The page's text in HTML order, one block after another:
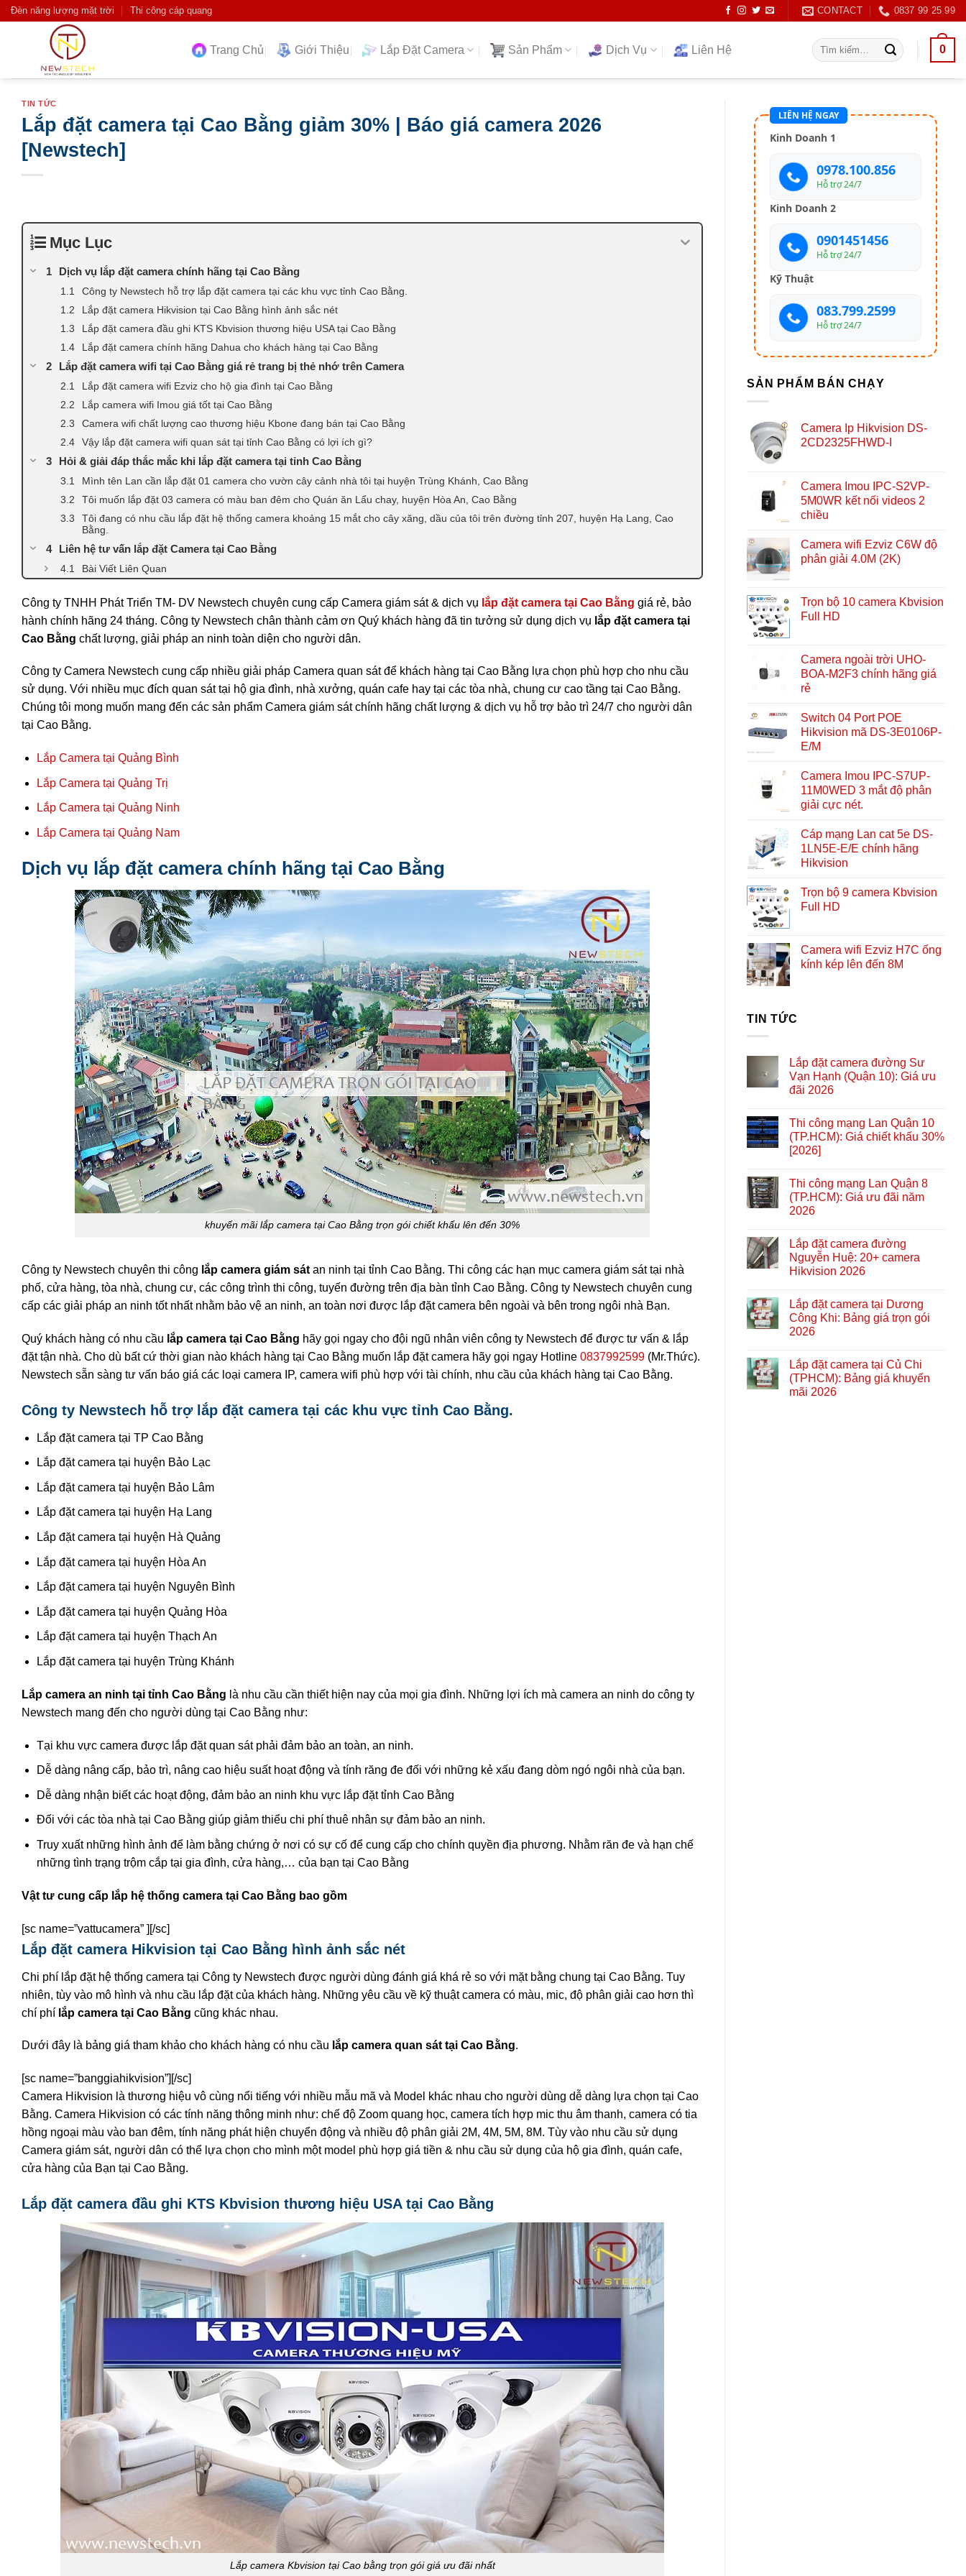
SkipĐèn năng lượng mặt trời Thi công cáp quang CONTACT 0837 99 25 99
Trang Chủ Giới Thiệu Lắp Đặt Camera Sản Phẩm Dịch Vụ Liên Hệ
Tìm
kiếm:
0
TIN TỨC
Lắp đặt camera tại Cao Bằng giảm 30% | Báo giá camera 2026
[Newstech]
Mục Lục
Dịch vụ lắp đặt camera chính hãng tại Cao Bằng
Công ty Newstech hỗ trợ lắp đặt camera tại các khu vực tỉnh Cao Bằng.
Lắp đặt camera Hikvision tại Cao Bằng hình ảnh sắc nét
Lắp đặt camera đầu ghi KTS Kbvision thương hiệu USA tại Cao Bằng
Lắp đặt camera chính hãng Dahua cho khách hàng tại Cao Bằng
Lắp đặt camera wifi tại Cao Bằng giá rẻ trang bị thẻ nhớ trên Camera
Lắp đặt camera wifi Ezviz cho hộ gia đình tại Cao Bằng
Lắp camera wifi Imou giá tốt tại Cao Bằng
Camera wifi chất lượng cao thương hiệu Kbone đang bán tại Cao Bằng
Vậy lắp đặt camera wifi quan sát tại tỉnh Cao Bằng có lợi ích gì?
Hỏi & giải đáp thắc mắc khi lắp đặt camera tại tỉnh Cao Bằng
Mình tên Lan cần lắp đặt 01 camera cho vườn cây cảnh nhà tôi tại huyện Trùng Khánh, Cao Bằng
Tôi muốn lắp đặt 03 camera có màu ban đêm cho Quán ăn Lẩu chay, huyện Hòa An, Cao Bằng
Tôi đang có nhu cầu lắp đặt hệ thống camera khoảng 15 mắt cho cây xăng, dầu của tôi trên đường tỉnh 207, huyện Hạ Lang, Cao
Bằng.
Liên hệ tư vấn lắp đặt Camera tại Cao Bằng
Bài Viết Liên Quan
Công ty TNHH Phát Triển TM- DV Newstech chuyên cung cấp Camera giám sát & dịch vụ lắp đặt camera tại Cao Bằng giá rẻ, bảo
hành chính hãng 24 tháng. Công ty Newstech chân thành cảm ơn Quý khách hàng đã tin tưởng sử dụng dịch vụ lắp đặt camera tại
Cao Bằng chất lượng, giải pháp an ninh toàn diện cho người dân.
Công ty Camera Newstech cung cấp nhiều giải pháp Camera quan sát để khách hàng tại Cao Bằng lựa chọn phù hợp cho nhu cầu
sử dụng. Với nhiều mục đích quan sát tại hộ gia đình, nhà xưởng, quán cafe hay tại các tòa nhà, chung cư cao tầng tại Cao Bằng.
Chúng tôi mong muốn mang đến các sản phẩm Camera giám sát chính hãng chất lượng & dịch vụ hỗ trợ bảo trì 24/7 cho người dân
tại Cao Bằng.
Lắp Camera tại Quảng Bình
Lắp Camera tại Quảng Trị
Lắp Camera tại Quảng Ninh
Lắp Camera tại Quảng Nam
Dịch vụ lắp đặt camera chính hãng tại Cao Bằng
khuyến mãi lắp camera tại Cao Bằng trọn gói chiết khấu lên đến 30%
Công ty Newstech chuyên thi công lắp camera giám sát an ninh tại tỉnh Cao Bằng. Thi công các hạn mục camera giám sát tại nhà
phố, cửa hàng, tòa nhà, chung cư, các công trình thi công, tuyến đường trên địa bàn tỉnh Cao Bằng. Công ty Newstech chuyên cung
cấp các giải pháp an ninh tốt nhất nhằm bảo vệ an ninh, an toàn nơi được lắp đặt camera bên ngoài và bên trong ngôi nhà Bạn.
Quý khách hàng có nhu cầu lắp camera tại Cao Bằng hãy gọi ngay cho đội ngũ nhân viên công ty Newstech để được tư vấn & lắp
đặt tận nhà. Cho dù bất cứ thời gian nào khách hàng tại Cao Bằng muốn lắp đặt camera hãy gọi ngay Hotline 0837992599 (Mr.Thức).
Newstech sẵn sàng tư vấn báo giá các loại camera IP, camera wifi phù hợp với tài chính, nhu cầu của khách hàng tại Cao Bằng.
Công ty Newstech hỗ trợ lắp đặt camera tại các khu vực tỉnh Cao Bằng.
Lắp đặt camera tại TP Cao Bằng
Lắp đặt camera tại huyện Bảo Lạc
Lắp đặt camera tại huyện Bảo Lâm
Lắp đặt camera tại huyện Hạ Lang
Lắp đặt camera tại huyện Hà Quảng
Lắp đặt camera tại huyện Hòa An
Lắp đặt camera tại huyện Nguyên Bình
Lắp đặt camera tại huyện Quảng Hòa
Lắp đặt camera tại huyện Thạch An
Lắp đặt camera tại huyện Trùng Khánh
Lắp camera an ninh tại tỉnh Cao Bằng là nhu cầu cần thiết hiện nay của mọi gia đình. Những lợi ích mà camera an ninh do công ty
Newstech mang đến cho người dùng tại Cao Bằng như:
Tại khu vực camera được lắp đặt quan sát phải đảm bảo an toàn, an ninh.
Dễ dàng nâng cấp, bảo trì, nâng cao hiệu suất hoạt động và tính răng đe đối với những kẻ xấu đang dòm ngó ngôi nhà của bạn.
Dễ dàng nhận biết các hoạt động, đảm bảo an ninh khu vực lắp đặt tỉnh Cao Bằng
Đối với các tòa nhà tại Cao Bằng giúp giảm thiểu chi phí thuê nhân sự đảm bảo an ninh.
Truy xuất những hình ảnh để làm bằng chứng ở nơi có sự cố để cung cấp cho chính quyền địa phương. Nhằm răn đe và hạn chế
những tình trạng trộm cắp tại gia đình, cửa hàng,… của bạn tại Cao Bằng
Vật tư cung cấp lắp hệ thống camera tại Cao Bằng bao gồm
[sc name=”vattucamera” ][/sc]
Lắp đặt camera Hikvision tại Cao Bằng hình ảnh sắc nét
Chi phí lắp đặt hệ thống camera tại Công ty Newstech được người dùng đánh giá khá rẻ so với mặt bằng chung tại Cao Bằng. Tuy
nhiên, tùy vào mô hình và nhu cầu lắp đặt của khách hàng. Những yêu cầu về kỹ thuật camera có màu, mic, độ phân giải cao hơn thì
chí phí lắp camera tại Cao Bằng cũng khác nhau.
Dưới đây là bảng giá tham khảo cho khách hàng có nhu cầu lắp camera quan sát tại Cao Bằng.
[sc name=”banggiahikvision”][/sc]
Camera Hikvision là thương hiệu vô cùng nổi tiếng với nhiều mẫu mã và Model khác nhau cho người dùng dễ dàng lựa chọn tại Cao
Bằng. Camera Hikvision có các tính năng thông minh như: chế độ Zoom quang học, camera tích hợp mic thu âm thanh, camera có tia
hồng ngoại màu vào ban đêm, tính năng phát hiện chuyển động và nhiều độ phân giải 2M, 4M, 5M, 8M. Tùy vào nhu cầu sử dụng
Camera giám sát, người dân có thể lựa chọn cho mình một model phù hợp giá tiền & nhu cầu sử dụng của hộ gia đình, quán cafe,
cửa hàng của Bạn tại Cao Bằng.
Lắp đặt camera đầu ghi KTS Kbvision thương hiệu USA tại Cao Bằng
Lắp camera Kbvision tại Cao bằng trọn gói giá ưu đãi nhất
LIÊN HỆ NGAY
Kinh Doanh 1
0978.100.856
Hỗ trợ 24/7
Kinh Doanh 2
0901451456
Hỗ trợ 24/7
Kỹ Thuật
083.799.2599
Hỗ trợ 24/7
SẢN PHẨM BÁN CHẠY
Camera Ip Hikvision DS-
2CD2325FHWD-I
Camera Imou IPC-S2VP-
5M0WR kết nối videos 2
chiều
Camera wifi Ezviz C6W độ
phân giải 4.0M (2K)
Trọn bộ 10 camera Kbvision
Full HD
Camera ngoài trời UHO-
BOA-M2F3 chính hãng giá
rẻ
Switch 04 Port POE
Hikvision mã DS-3E0106P-
E/M
Camera Imou IPC-S7UP-
11M0WED 3 mắt độ phân
giải cực nét.
Cáp mạng Lan cat 5e DS-
1LN5E-E/E chính hãng
Hikvision
Trọn bộ 9 camera Kbvision
Full HD
Camera wifi Ezviz H7C ống
kính kép lên đến 8M
TIN TỨC
Lắp đặt camera đường Sư
Vạn Hạnh (Quận 10): Giá ưu
đãi 2026
Thi công mạng Lan Quận 10
(TP.HCM): Giá chiết khấu 30%
[2026]
Thi công mạng Lan Quận 8
(TP.HCM): Giá ưu đãi năm
2026
Lắp đặt camera đường
Nguyễn Huệ: 20+ camera
Hikvision 2026
Lắp đặt camera tại Dương
Công Khi: Bảng giá trọn gói
2026
Lắp đặt camera tại Củ Chi
(TPHCM): Bảng giá khuyến
mãi 2026